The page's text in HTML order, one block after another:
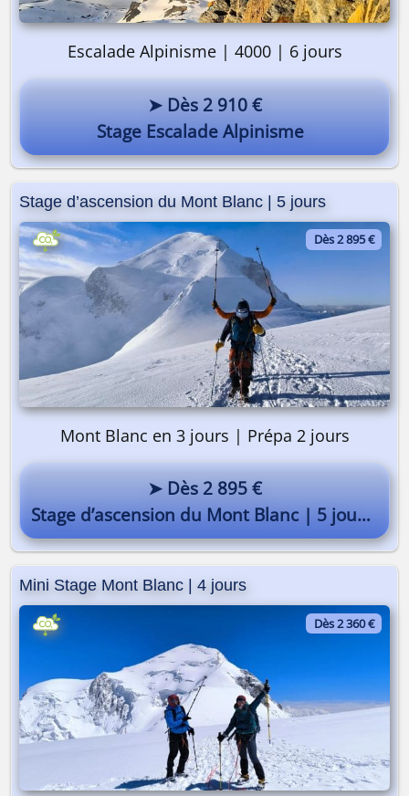
Escalade Alpinisme | 4000 | 6 jours
➤ Dès 2 910 €
Stage Escalade Alpinisme
Stage d’ascension du Mont Blanc | 5 jours
Dès 2 895 €
Mont Blanc en 3 jours | Prépa 2 jours
➤ Dès 2 895 €
Stage d’ascension du Mont Blanc | 5 jours
Mini Stage Mont Blanc | 4 jours
Dès 2 360 €